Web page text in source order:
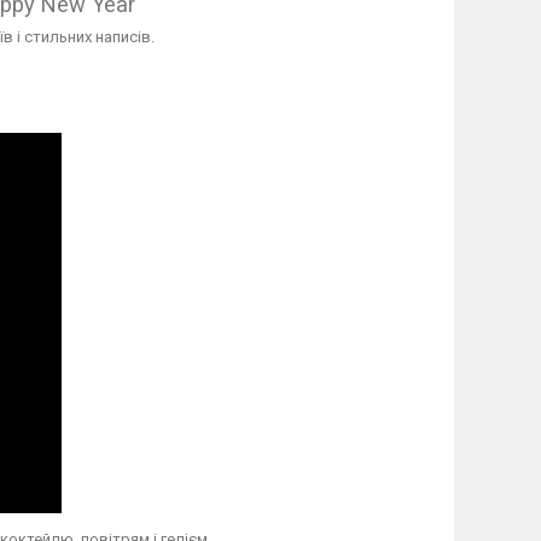
стильних написів.